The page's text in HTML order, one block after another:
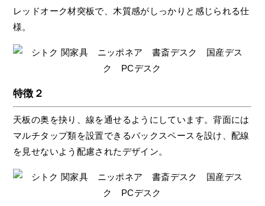
レッドオーク材突板で、木質感がしっかりと感じられる仕
様。
特徴２
天板の奥を抉り、線を通せるようにしています。背面には
マルチタップ類を設置できるバックスペースを設け、配線
を見せないよう配慮されたデザイン。